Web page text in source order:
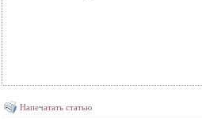
Напечатать статью